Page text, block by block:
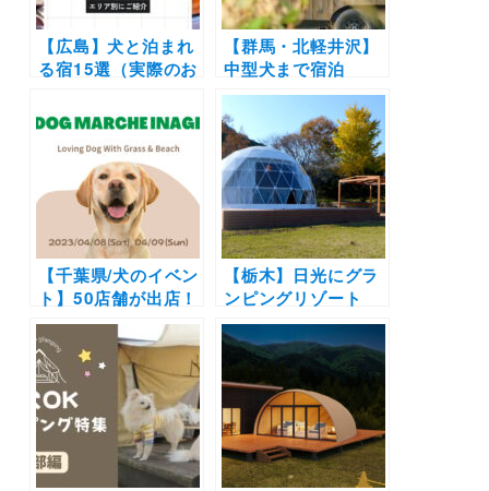
【広島】犬と泊まれ
る宿15選（実際のお
型犬OKやドッグラ
ン付きのコテージな
どエリア別にご紹介
【群馬・北軽井沢】
中型犬まで宿泊
OK！プライベート
ドッグランも完備し
た「YADOKARI
VILLAGE 北軽井
沢」が2025年7月4
日（金）にオープン
【千葉県/犬のイベン
ト】50店舗が出店！
都市型リゾートパー
クで初ドッグマルシ
ェイベント「DOG
MARCHE INAGE」
を開催！（SUNSET
BEACH PARK
INAGE）4/8-4/9
【栃木】日光にグラ
ンピングリゾート
「brilliant-village
Nikko」2023年2月
オープン予定 | 広大
なプライベートドッ
グラン付き♩